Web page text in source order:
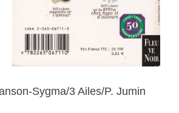
Sygma/3 Ailes/P. Jumin